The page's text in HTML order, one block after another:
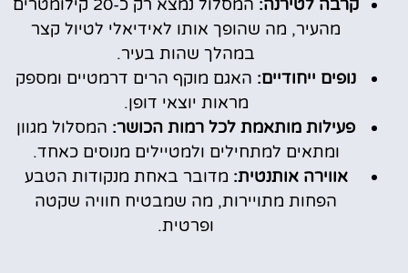
קרבה לטירנה:
המסלול נמצא רק כ-20 קילומטרים
מהעיר, מה שהופך אותו לאידיאלי לטיול קצר
במהלך שהות בעיר.
נופים ייחודיים: האגם מוקף הרים דרמטיים ומספק
מראות יוצאי דופן.
פעילות מותאמת לכל רמות הכושר: המסלול מגוון
ומתאים למתחילים ולמטיילים מנוסים כאחד.
אווירה אותנטית: מדובר באחת מנקודות הטבע
הפחות מתויירות, מה שמבטיח חוויה שקטה
ופרטית.